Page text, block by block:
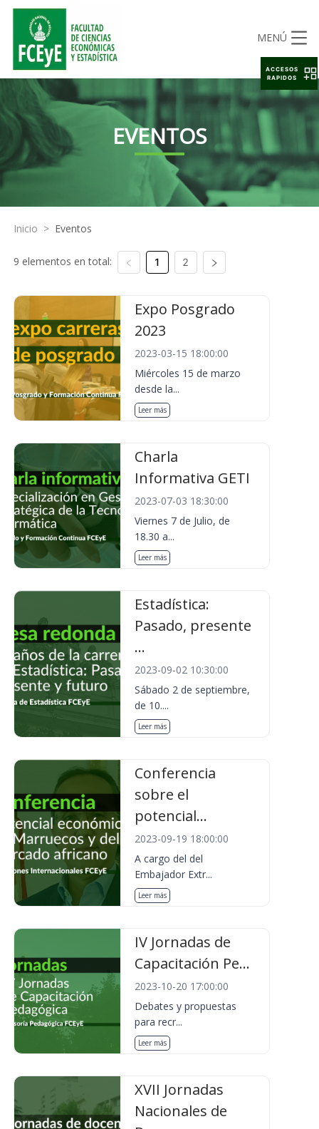
MENÚ
EVENTOS
Inicio > Eventos
9 elementos en total: 1 2
Expo Posgrado
2023
2023-03-15 18:00:00
Miércoles 15 de marzo
desde la...
Leer más
Charla
Informativa GETI
2023-07-03 18:30:00
Viernes 7 de Julio, de
18.30 a...
Leer más
Estadística:
Pasado, presente
...
2023-09-02 10:30:00
Sábado 2 de septiembre,
de 10....
Leer más
Conferencia
sobre el
potencial...
2023-09-19 18:00:00
A cargo del del
Embajador Extr...
Leer más
IV Jornadas de
Capacitación Pe...
2023-10-20 17:00:00
Debates y propuestas
para recr...
Leer más
XVII Jornadas
Nacionales de
ACCESOS
RAPIDOS